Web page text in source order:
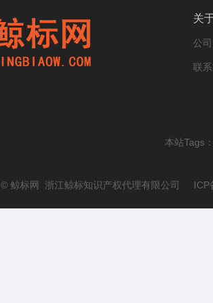
关
公
联
本站Tags
© 鲸标网 浙江鲸标知识产权代理有限公司 ICP